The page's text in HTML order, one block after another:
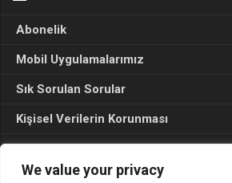
We value your privacy
Abonelik
Mobil Uygulamalarımız
Sık Sorulan Sorular
Kişisel Verilerin Korunması
Seçim Sonuçları 2024